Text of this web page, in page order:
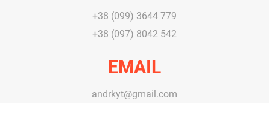
+38 (099) 3644 779
+38 (097) 8042 542
EMAIL
andrkyt@gmail.com